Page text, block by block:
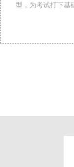
型，为考试打下基